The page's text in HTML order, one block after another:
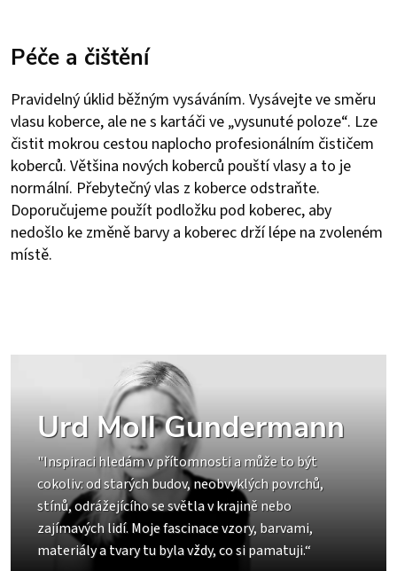
Péče a čištění
Pravidelný úklid běžným vysáváním. Vysávejte ve směru
vlasu koberce, ale ne s kartáči ve „vysunuté poloze“. Lze
čistit mokrou cestou naplocho profesionálním čističem
koberců. Většina nových koberců pouští vlasy a to je
normální. Přebytečný vlas z koberce odstraňte.
Doporučujeme použít podložku pod koberec, aby
nedošlo ke změně barvy a koberec drží lépe na zvoleném
místě.
Urd Moll Gundermann
"Inspiraci hledám v přítomnosti a může to být
cokoliv: od starých budov, neobvyklých povrchů,
stínů, odrážejícího se světla v krajině nebo
zajímavých lidí. Moje fascinace vzory, barvami,
materiály a tvary tu byla vždy, co si pamatuji.“